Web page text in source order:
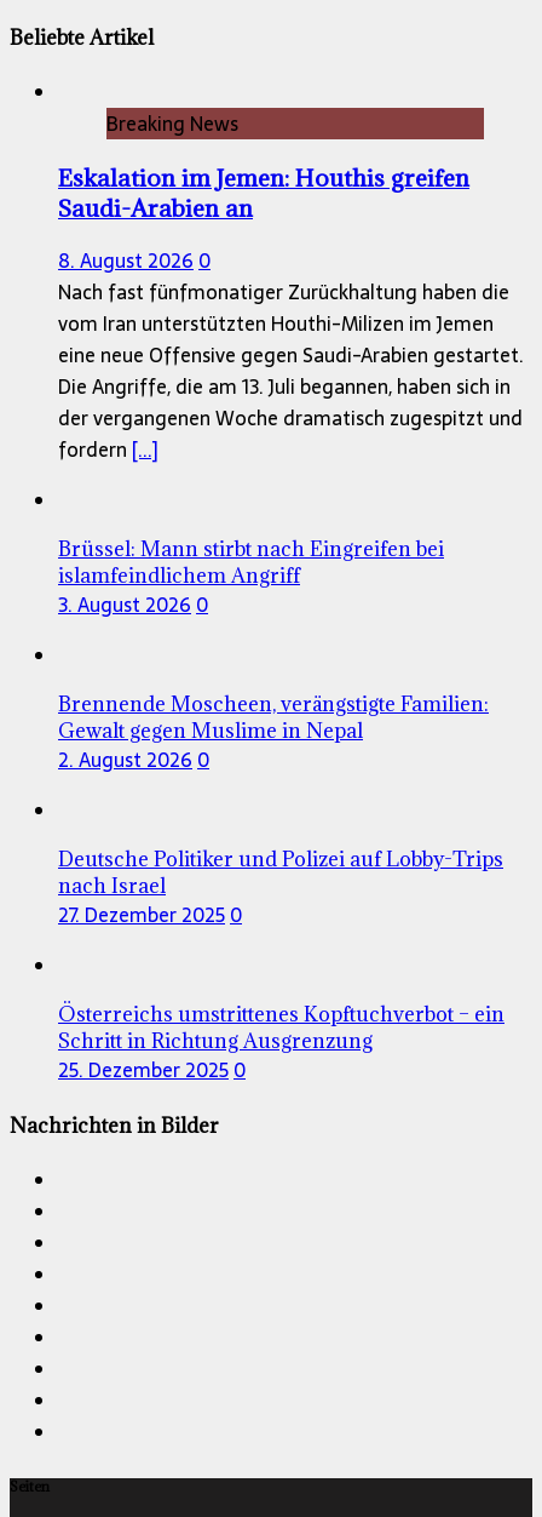
Beliebte Artikel
Breaking News
Eskalation im Jemen: Houthis greifen
Saudi-Arabien an
8. August 20260
Nach fast fünfmonatiger Zurückhaltung haben die
vom Iran unterstützten Houthi-Milizen im Jemen
eine neue Offensive gegen Saudi-Arabien gestartet.
Die Angriffe, die am 13. Juli begannen, haben sich in
der vergangenen Woche dramatisch zugespitzt und
fordern [...]
Brüssel: Mann stirbt nach Eingreifen bei
islamfeindlichem Angriff
3. August 20260
Brennende Moscheen, verängstigte Familien:
Gewalt gegen Muslime in Nepal
2. August 20260
Deutsche Politiker und Polizei auf Lobby-Trips
nach Israel
27. Dezember 20250
Österreichs umstrittenes Kopftuchverbot – ein
Schritt in Richtung Ausgrenzung
25. Dezember 20250
Nachrichten in Bilder
Seiten